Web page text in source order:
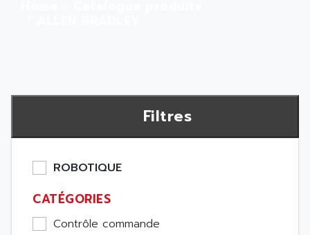
Filtres
ROBOTIQUE
CATÉGORIES
Contrôle commande